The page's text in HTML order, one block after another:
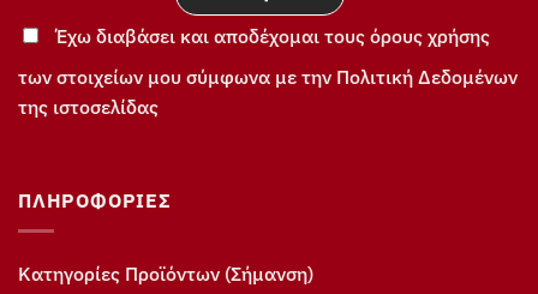
Έχω διαβάσει και αποδέχομαι τους όρους χρήσης
των στοιχείων μου σύμφωνα με την Πολιτική Δεδομένων
της ιστοσελίδας
ΠΛΗΡΟΦΟΡΊΕΣ
Κατηγορίες Προϊόντων (Σήμανση)